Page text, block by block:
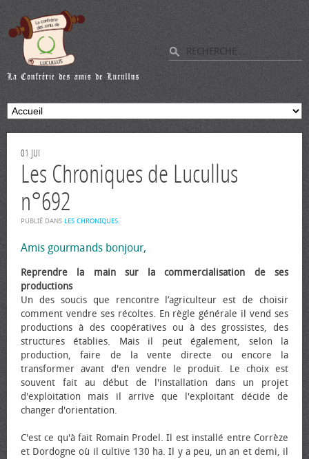
01 JUI
Les Chroniques de Lucullus
n°692
PUBLIÉ DANS LES CHRONIQUES.
Amis gourmands bonjour,
Reprendre la main sur la commercialisation de ses
productions
Un des soucis que rencontre l’agriculteur est de choisir
comment vendre ses récoltes. En règle générale il vend ses
productions à des coopératives ou à des grossistes, des
structures établies. Mais il peut également, selon la
production, faire de la vente directe ou encore la
transformer avant d'en vendre le produit. Le choix est
souvent fait au début de l'installation dans un projet
d'exploitation mais il arrive que l'exploitant décide de
changer d'orientation.
C'est ce qu'à fait Romain Prodel. Il est installé entre Corrèze
et Dordogne où il cultive 130 ha. Il y a peu, un an et demi, il